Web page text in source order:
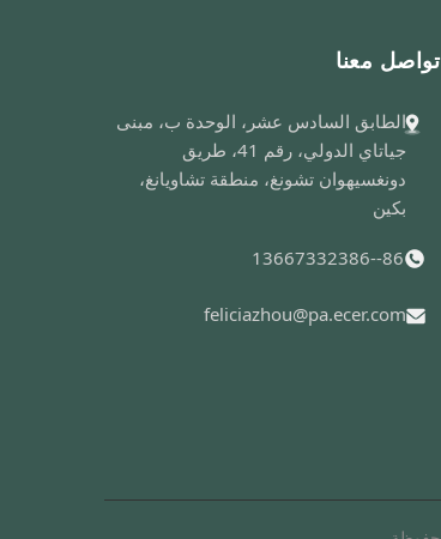
تواصل معنا
الطابق السادس عشر، الوحدة ب، مبنى
جياتاي الدولي، رقم 41، طريق
دونغسيهوان تشونغ، منطقة تشاويانغ،
بكين
86--13667332386
feliciazhou@pa.ecer.com